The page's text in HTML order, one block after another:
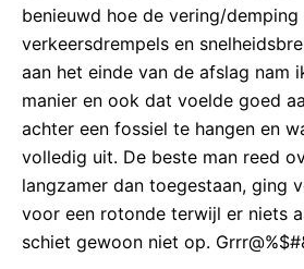
benieuwd hoe de vering/
verkeersdrempels en
aan het einde van de afslag nam
manier en ook dat voelde goed
achter een fossiel te hangen en
volledig uit. De beste man reed
langzamer dan toegestaan, ging
voor een rotonde terwijl er niets
schiet gewoon niet op.